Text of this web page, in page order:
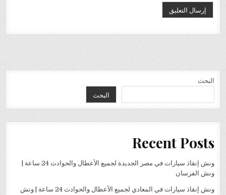
البحث
البحث
Recent Posts
ونش إنقاذ سيارات في مصر الجديدة لجميع الأعطال والحوادث 24 ساعة |
ونش الفرسان
ونش إنقاذ سيارات في المعادي لجميع الأعطال والحوادث 24 ساعة | ونش